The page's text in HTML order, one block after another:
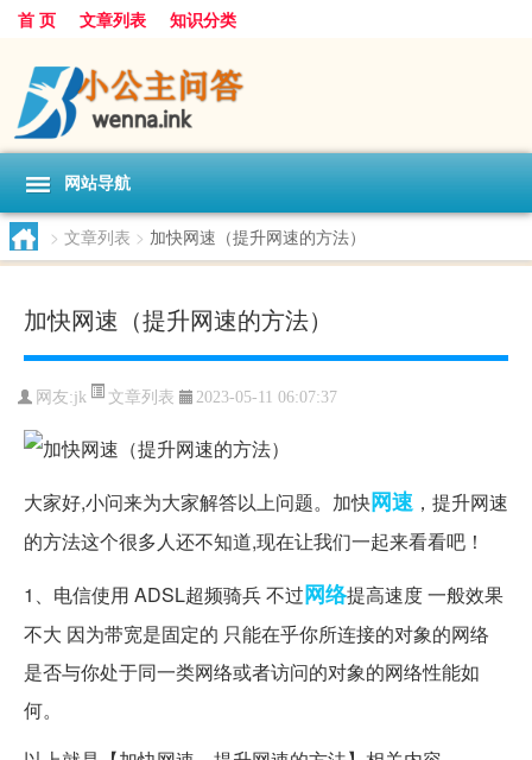
首 页 文章列表 知识分类
网站导航
> 文章列表 > 加快网速（提升网速的方法）
加快网速（提升网速的方法）
网友:jk 文章列表 2023-05-11 06:07:37
大家好,小问来为大家解答以上问题。加快网速 ，提升网速
的方法这个很多人还不知道,现在让我们一起来看看吧！
1、电信使用 ADSL超频骑兵 不过网络提高速度 一般效果
不大 因为带宽是固定的 只能在乎你所连接的对象的网络
是否与你处于同一类网络或者访问的对象的网络性能如
何。